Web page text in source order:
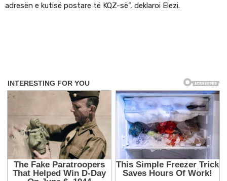
adresën e kutisë postare të KQZ-së”, deklaroi Elezi.